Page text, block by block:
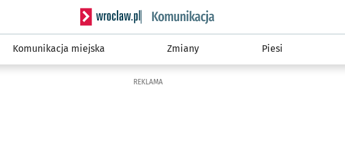
Serwis informacyjny wroclaw.pl podserwis: Komunikacja
Komunikacja miejska Zmiany Piesi
REKLAMA